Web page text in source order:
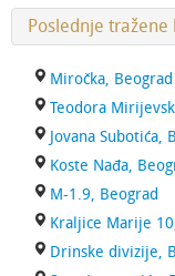
Poslednje
Miročka, Beograd
Teodora
Jovana Subotića,
Koste Nađa,
M-1.9, Beograd
Kraljice Marije
Drinske divizije,